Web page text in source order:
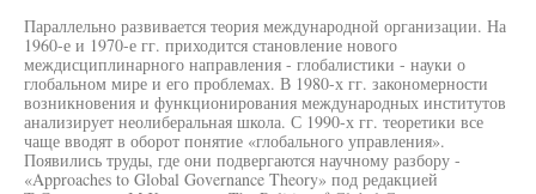
Параллельно развивается теория международной организации. На
1960-е и 1970-е гг. приходится становление нового
междисциплинарного направления - глобалистики - науки о
глобальном мире и его проблемах. В 1980-х гг. закономерности
возникновения и функционирования международных институтов
анализирует неолиберальная школа. С 1990-х гг. теоретики все
чаще вводят в оборот понятие «глобального управления».
Появились труды, где они подвергаются научному разбору -
«Approaches to Global Governance Theory» под редакцией